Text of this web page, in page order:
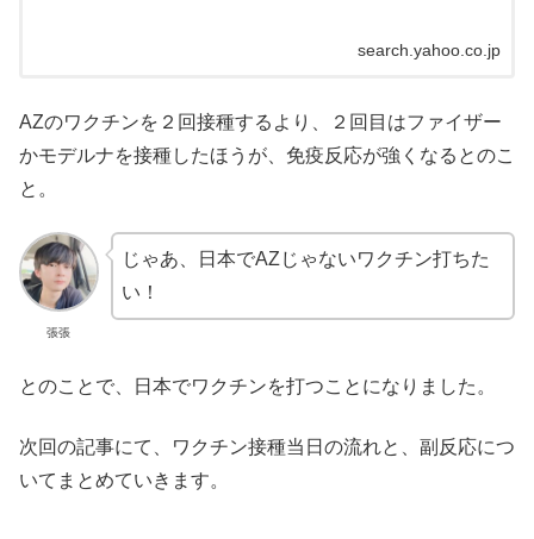
search.yahoo.co.jp
AZのワクチンを２回接種するより、２回目はファイザー
かモデルナを接種したほうが、免疫反応が強くなるとのこ
と。
張張
じゃあ、日本でAZじゃないワクチン打ちた
い！
とのことで、日本でワクチンを打つことになりました。
次回の記事にて、ワクチン接種当日の流れと、副反応につ
いてまとめていきます。